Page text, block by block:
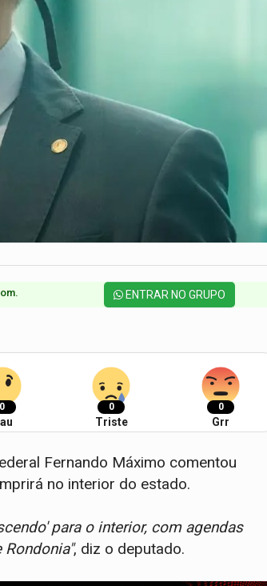
ENTRAR NO GRUPO
0 0
Triste
0
Grr
Fernando Máximo comentou
no interior do estado.
para o interior, com agendas
, diz o deputado.